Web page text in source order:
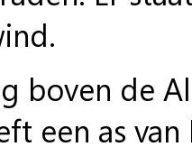
boven de
een as